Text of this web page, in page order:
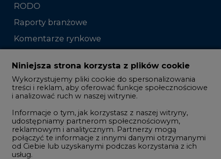
RODO
Raporty branżowe
Komentarze rynkowe
Zmiany kadrowe na rynku
Studio CIRE
Rozmowy o energetyce
Gospodarka
Geopolityka
LTE450
Niniejsza strona korzysta z plików cookie
Wykorzystujemy pliki cookie do spersonalizowania
treści i reklam, aby oferować funkcje społecznościowe
i analizować ruch w naszej witrynie.
Informacje o tym, jak korzystasz z naszej witryny,
udostępniamy partnerom społecznościowym,
reklamowym i analitycznym. Partnerzy mogą
połączyć te informacje z innymi danymi otrzymanymi
od Ciebie lub uzyskanymi podczas korzystania z ich
usług.